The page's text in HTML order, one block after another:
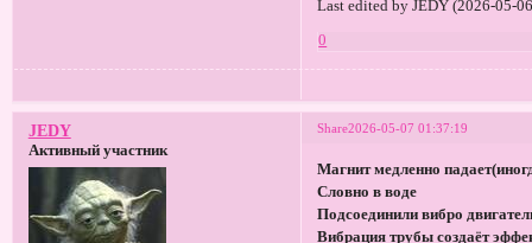
Last edited by JEDY (2026-05-
0
Share2026-05-07 01:37:19
JEDY
Активный участник
Магнит медленно
Словно в воде
Подсоединили вибро
Вибрация трубы создаёт